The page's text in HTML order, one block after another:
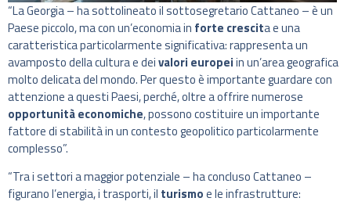
“La Georgia – ha sottolineato il sottosegretario Cattaneo – è un
Paese piccolo, ma con un’economia in forte crescita e una
caratteristica particolarmente significativa: rappresenta un
avamposto della cultura e deivalori europeiin un’area geografica
molto delicata del mondo. Per questo è importante guardare con
attenzione a questi Paesi, perché, oltre a offrire numerose
opportunità economiche, possono costituire un importante
fattore di stabilità in un contesto geopolitico particolarmente
complesso”.
“Tra i settori a maggior potenziale – ha concluso Cattaneo –
figurano l’energia, i trasporti, il turismoe le infrastrutture: